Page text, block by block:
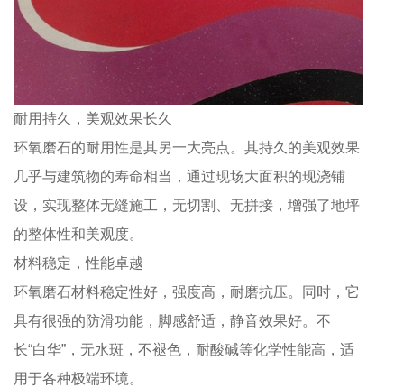
耐用持久，美观效果长久
环氧磨石的耐用性是其另一大亮点。其持久的美观效果
几乎与建筑物的寿命相当，通过现场大面积的现浇铺
设，实现整体无缝施工，无切割、无拼接，增强了地坪
的整体性和美观度。
材料稳定，性能卓越
环氧磨石材料稳定性好，强度高，耐磨抗压。同时，它
具有很强的防滑功能，脚感舒适，静音效果好。不
长“白华”，无水斑，不褪色，耐酸碱等化学性能高，适
用于各种极端环境。